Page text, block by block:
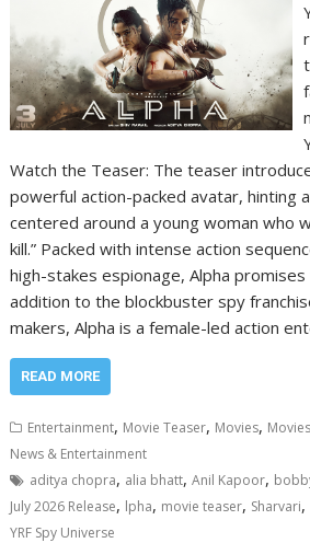
Watch the Teaser: The teaser
powerful action-packed avatar, hinting
centered around a young woman who
kill.” Packed with intense action
high-stakes espionage, Alpha
addition to the blockbuster spy
makers, Alpha is a female-led action
READ MORE
Entertainment, Movie Teaser, Movies,
News & Entertainment
aditya chopra, alia bhatt,Anil Kapoor,
July 2026 Release, lpha, movie teaser, Sharvari,
YRF Spy Universe